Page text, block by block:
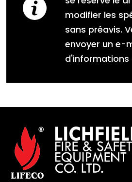
modifier les
sans préavis.
envoyer un e-
d'informations